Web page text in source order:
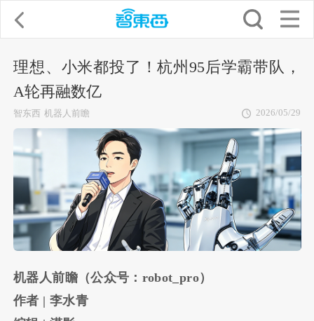
理想、小米都投了！杭州95后学霸带队，
A轮再融数亿
智东西 机器人前瞻 2026/05/29
机器人前瞻（公众号：robot_pro）
作者 | 李水青